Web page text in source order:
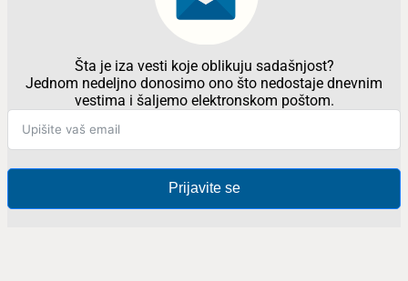
Šta je iza vesti koje oblikuju sadašnjost?
Jednom nedeljno donosimo ono što nedostaje dnevnim
vestima i šaljemo elektronskom poštom.
Prijavite se